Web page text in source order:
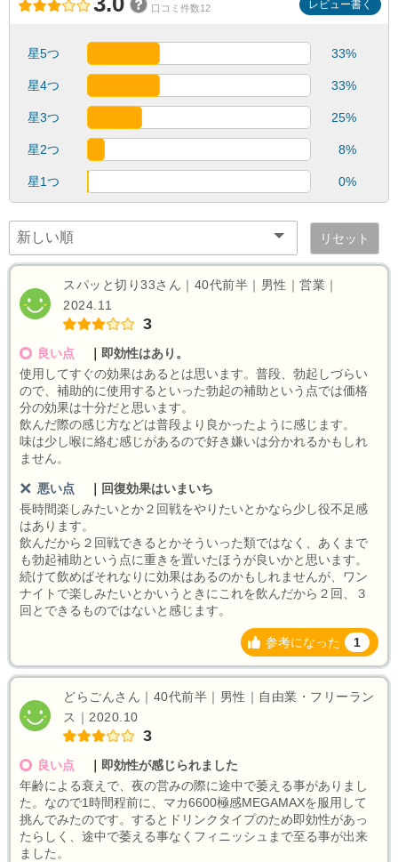
口コミ件数12 レビュー書く
星5つ 33%
星4つ 33%
星3つ 25%
星2つ 8%
星1つ 0%
リセット
スパッと切り33さん｜40代前半｜男性｜営業｜
2024.11
3
良い点
即効性はあり。
使用してすぐの効果はあるとは思います。普段、勃起しづらい
ので、補助的に使用するといった勃起の補助という点では価格
分の効果は十分だと思います。
飲んだ際の感じ方などは普段より良かったように感じます。
味は少し喉に絡む感じがあるので好き嫌いは分かれるかもしれ
ません。
悪い点
回復効果はいまいち
長時間楽しみたいとか２回戦をやりたいとかなら少し役不足感
はあります。
飲んだから２回戦できるとかそういった類ではなく、あくまで
も勃起補助という点に重きを置いたほうが良いかと思います。
続けて飲めばそれなりに効果はあるのかもしれませんが、ワン
ナイトで楽しみたいとかいうときにこれを飲んだから２回、３
回とできるものではないと感じます。
参考になった 1
どらごんさん｜40代前半｜男性｜自由業・フリーラン
ス｜2020.10
3
良い点
即効性が感じられました
年齢による衰えで、夜の営みの際に途中で萎える事がありまし
た。なので1時間程前に、マカ6600極感MEGAMAXを服用して
挑んでみたのです。するとドリンクタイプのため即効性があっ
たらしく、途中で萎える事なくフィニッシュまで至る事が出来
ました。